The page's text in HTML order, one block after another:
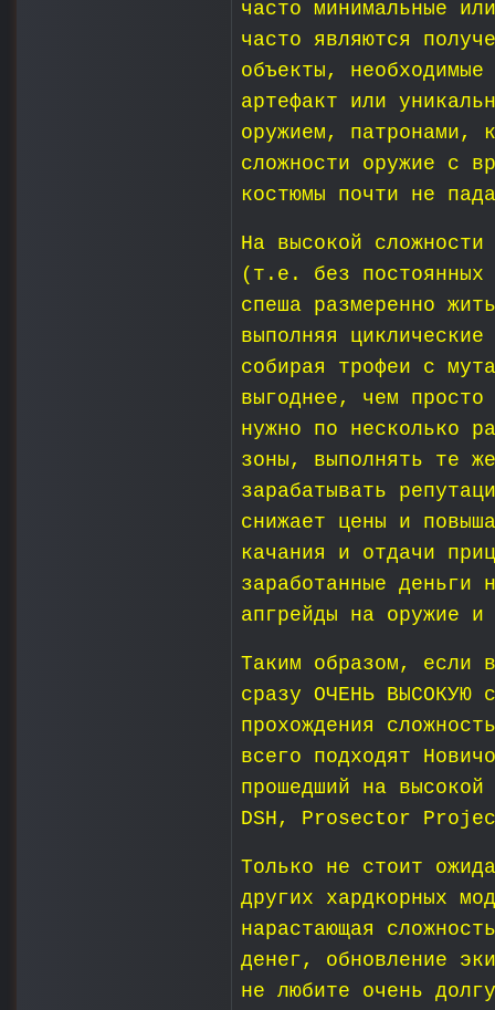
часто минимальные
часто являются
объекты,
артефакт или
оружием, патронами,
сложности оружие с
костюмы почти не
На высокой
(т.е. без постоянных
спеша размеренно
выполняя
собирая трофеи с
выгоднее, чем
нужно по несколько
зоны, выполнять те
зарабатывать
снижает цены и
качания и отдачи
заработанные деньги
апгрейды на оружие
Таким образом, если
сразу ОЧЕНЬ ВЫСОКУЮ
прохождения
всего подходят
прошедший на
DSH, Prosector
Только не стоит
других хардкорных
нарастающая
денег, обновление
не любите очень